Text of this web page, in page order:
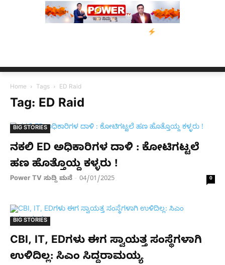
ನ್ಯೂಸ್ ಕಾರ್ಪ್‌ಗೆ ಎಐಯಿಂದ
Home Tags ED Raid
Tag: ED Raid
BIG STORIES
ನಕಲಿ ED ಅಧಿಕಾರಿಗಳ ದಾಳಿ : ಕೋಟಿಗಟ್ಟಲೆ
ಹಣ ಹೊತ್ತೊಯ್ದ ಕಳ್ಳರು !
Power TV ಸುದ್ದಿ ಮನೆ - 04/01/2025 0
BIG STORIES
CBI, IT, EDಗಳು ಈಗ ಸ್ವಾಯತ್ತ ಸಂಸ್ಥೆಗಳಾಗಿ
ಉಳಿದಿಲ್ಲ: ಸಿಎಂ ಸಿದ್ದರಾಮಯ್ಯ